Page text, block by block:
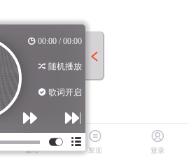
00:00 / 00:00
随机播放
歌词开启
发布 发现 登录